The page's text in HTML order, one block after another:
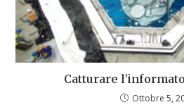
Catturare
Ottobre 5,